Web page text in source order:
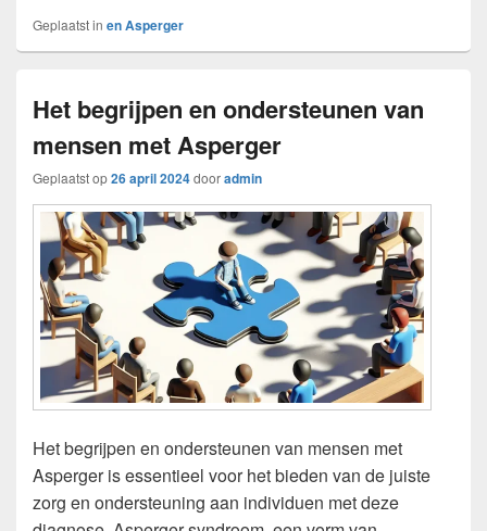
Geplaatst in en Asperger
Het begrijpen en ondersteunen van
mensen met Asperger
Geplaatst op26 april 2024dooradmin
Het begrijpen en ondersteunen van mensen met
Asperger is essentieel voor het bieden van de juiste
zorg en ondersteuning aan individuen met deze